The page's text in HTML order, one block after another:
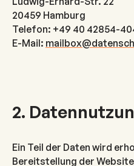
20459 Hamburg
Telefon: +49 40 42854-
E-Mail:
2.
Ein Teil der Daten wird
Bereitstellung der